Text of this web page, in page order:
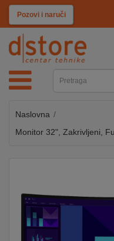
Pozovi i naruči
KATEGORIJE
TV
SAT
MOBILNI
UREĐAJI
KABLOVI
Naslovna
Monitor 32", Zakrivljeni,